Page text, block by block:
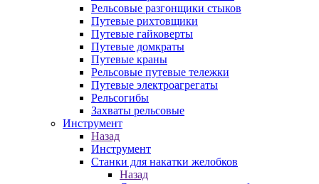
Рельсовые разгонщики стыков
Путевые рихтовщики
Путевые гайковерты
Путевые домкраты
Путевые краны
Рельсовые путевые тележки
Путевые электроагрегаты
Рельсогибы
Захваты рельсовые
Инструмент
Назад
Инструмент
Станки для накатки желобков
Назад